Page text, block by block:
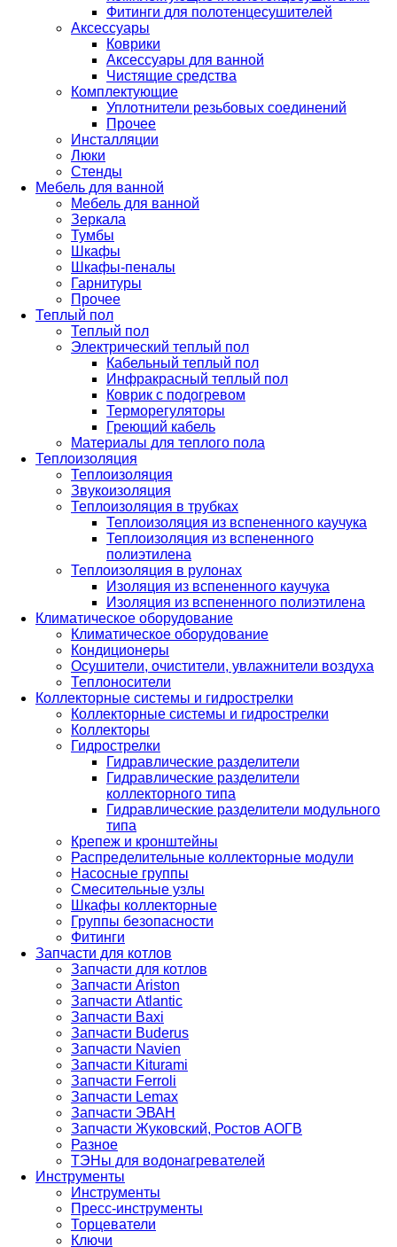
Фитинги для полотенцесушителей
Аксессуары
Коврики
Аксессуары для ванной
Чистящие средства
Комплектующие
Уплотнители резьбовых соединений
Прочее
Инсталляции
Люки
Стенды
Мебель для ванной
Мебель для ванной
Зеркала
Тумбы
Шкафы
Шкафы-пеналы
Гарнитуры
Прочее
Теплый пол
Теплый пол
Электрический теплый пол
Кабельный теплый пол
Инфракрасный теплый пол
Коврик с подогревом
Терморегуляторы
Греющий кабель
Материалы для теплого пола
Теплоизоляция
Теплоизоляция
Звукоизоляция
Теплоизоляция в трубках
Теплоизоляция из вспененного каучука
Теплоизоляция из вспененного
полиэтилена
Теплоизоляция в рулонах
Изоляция из вспененного каучука
Изоляция из вспененного полиэтилена
Климатическое оборудование
Климатическое оборудование
Кондиционеры
Осушители, очистители, увлажнители воздуха
Теплоносители
Коллекторные системы и гидрострелки
Коллекторные системы и гидрострелки
Коллекторы
Гидрострелки
Гидравлические разделители
Гидравлические разделители
коллекторного типа
Гидравлические разделители модульного
типа
Крепеж и кронштейны
Распределительные коллекторные модули
Насосные группы
Смесительные узлы
Шкафы коллекторные
Группы безопасности
Фитинги
Запчасти для котлов
Запчасти для котлов
Запчасти Ariston
Запчасти Atlantic
Запчасти Baxi
Запчасти Buderus
Запчасти Navien
Запчасти Kiturami
Запчасти Ferroli
Запчасти Lemax
Запчасти ЭВАН
Запчасти Жуковский, Ростов АОГВ
Разное
ТЭНы для водонагревателей
Инструменты
Инструменты
Пресс-инструменты
Торцеватели
Ключи